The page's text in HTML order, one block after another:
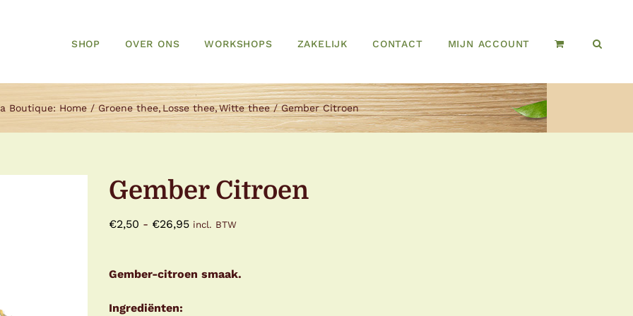
SHOP OVER ONS WORKSHOPS ZAKELIJK CONTACT MIJN ACCOUNT
Boutique: Home Groene thee Losse thee Witte thee Gember Citroen
Gember Citroen
€2,50 - €26,95Prijsklasse:
€26,95
incl. BTW
Gember-citroen smaak.
Ingrediënten: